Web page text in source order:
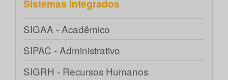
Sistemas integrados
SIGAA - Acadêmico
SIPAC - Administrativo
SIGRH - Recursos Humanos